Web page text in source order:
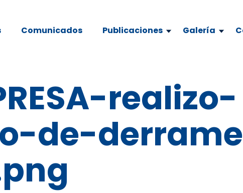
Comunicados Publicaciones Galería
realizo-
de-